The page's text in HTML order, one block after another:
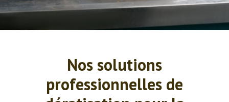
Nos solutions
professionnelles de